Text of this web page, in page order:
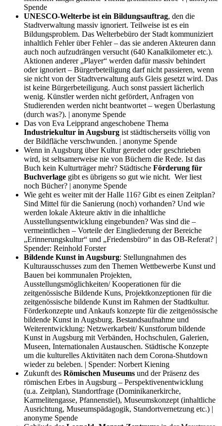
Spende
UNESCO-Welterbe ist ein Bildungsauftrag, den die
Stadtverwaltung massiv ignoriert. Teilweise ist es ein
Bildungsproblem. Das Welterbebüro der Stadt kommuniziert
inhaltlich Fehler über Fehler – das sie anderen Akteuren dann
auch noch aufzudrängen versucht (640 Kanalkilometer etc.).
Aktionen anderer „Player“ werden dafür massiv behindert
oder ignoriert – Bürgerbeteiligung darf nicht passieren, wenn
sie nicht von der Stadtverwaltung aufs Gleis gesetzt wird. Das
ist keine Bürgerbeteiligung. Auch sonst passiert lächerlich
wenig. Künstler werden nicht gefördert, Anfragen von
Studierenden werden nicht beantwortet – wegen Überlastung
(durch was?). | anonyme Spende
Das von Eva Leipprand angeschobene Thema
Industriekultur in Augsburg ist städtischerseits völlig von
der Bildfläche verschwunden. | anonyme Spende
Wenn in Augsburg über Kultur geredet oder geschrieben
wird, ist seltsamerweise nie von Büchern die Rede. Ist das
Buch kein Kulturträger mehr? Städtische Förderung für
Buchverlage gibt es übrigens so gut wie nicht. Wer liest
noch Bücher? | anonyme Spende
Wie geht es weiter mit der Halle 116? Gibt es einen Zeitplan?
Sind Mittel für die Sanierung (noch) vorhanden? Und wie
werden lokale Akteure aktiv in die inhaltliche
Ausstellungsentwicklung eingebunden? Was sind die –
vermeintlichen – Vorteile der Eingliederung der Bereiche
„Erinnerungskultur“ und „Friedensbüro“ in das OB-Referat? |
Spender: Reinhold Forster
Bildende Kunst in Augsburg: Stellungnahmen des
Kulturausschusses zum den Themen Wettbewerbe Kunst und
Bauen bei kommunalen Projekten,
Ausstellungsmöglichkeiten/ Kooperationen für die
zeitgenössische Bildende Kuns, Projektkonzeptionen für die
zeitgenössische bildende Kunst im Rahmen der Stadtkultur.
Förderkonzepte und Ankaufs konzepte für die zeitgenössische
bildende Kunst in Augsburg. Bestandsaufnahme und
Weiterentwicklung: Netzwerkarbeit/ Kunstforum bildende
Kunst in Augsburg mit Verbänden, Hochschulen, Galerien,
Museen, Internationalen Austauschen. Städtische Konzepte
um die kulturelles Aktivitäten nach dem Corona-Shutdown
wieder zu beleben. | Spender: Norbert Kiening
Zukunft des Römischen Museums und der Präsenz des
römischen Erbes in Augsburg – Perspektivenentwicklung
(u.a. Zeitplan), Standortfrage (Dominikanerkirche,
Karmelitengasse, Pfannenstiel), Museumskonzept (inhaltliche
Ausrichtung, Museumspädagogik, Standortvernetzung etc.) |
anonyme Spende